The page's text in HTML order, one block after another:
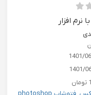
افزار
1401/
1401/